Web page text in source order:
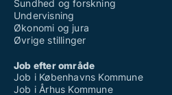
Sundhed og forskning
Undervisning
Økonomi og jura
Øvrige stillinger
Job efter område
Job i Københavns Kommune
Job i Århus Kommune